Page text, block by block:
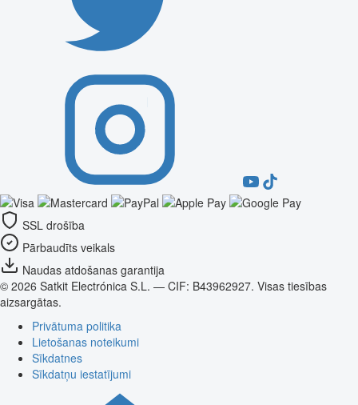
SSL drošība
Pārbaudīts veikals
Naudas atdošanas garantija
© 2026 Satkit Electrónica S.L. — CIF: B43962927. Visas tiesības
aizsargātas.
Privātuma politika
Lietošanas noteikumi
Sīkdatnes
Sīkdatņu iestatījumi